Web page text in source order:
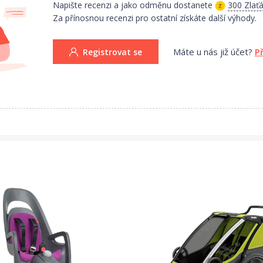
Možnost doinstalace kotoučových brzd Bezpečnost
Ochrana zadní části proti nárazu 5-ti bodové
Napište recenzi a jako odměnu dostanete
300
Za přínosnou recenzi pro ostatní získáte další výhody.
Registrovat se Máte u nás již účet?